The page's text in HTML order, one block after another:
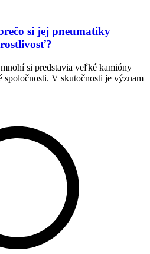
si jej pneumatiky
si predstavia veľké kamióny
spoločnosti. V skutočnosti je význam